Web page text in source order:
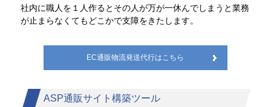
社内に職人を１人作るとその人が万が一休んでしまうと業務
が止まらなくてもどこかで支障をきたします。
EC通販物流発送代行はこちら
ASP通販サイト構築ツール